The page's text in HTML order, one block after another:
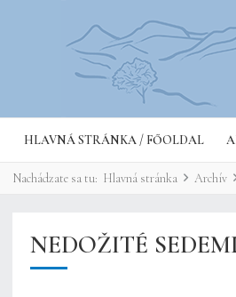
HLAVNÁ STRÁNKA / FŐOLDAL
Nachádzate sa tu: Hlavná stránka Archív
NEDOŽITÉ